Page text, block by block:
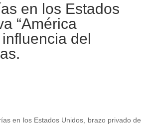
en los Estados
“América
del
en los Estados Unidos, brazo privado de